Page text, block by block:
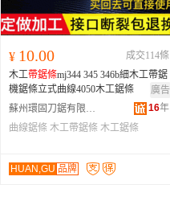
¥ 10.00
成交114條
木工帶鋸條mj344 345 346b細木工帶鋸
機鋸條立式曲線4050木工鋸條
廣告
蘇州環固刀鋸有限公司
16年
曲線鋸條 木工帶鋸條 木工鋸條
HUAN,GU 品牌